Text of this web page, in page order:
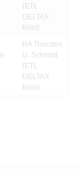
(ETL
DELTAX
Köln)
RA Thorsten
U. Schmidt
(ETL
DELTAX
Köln)